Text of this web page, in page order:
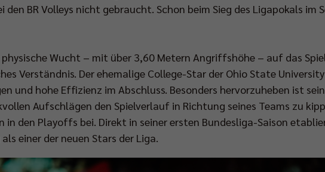
BR Volleys nicht gebraucht. Schon beim Sieg des Ligapokals im
Wucht – mit über 3,60 Metern Angriffshöhe – auf das
Verständnis. Der ehemalige College-Star der Ohio State
und hohe Effizienz im Abschluss. Besonders hervorzuheben ist
Aufschlägen den Spielverlauf in Richtung seines Teams zu
in den Playoffs bei. Direkt in seiner ersten Bundesliga-Saison
einer der neuen Stars der Liga.